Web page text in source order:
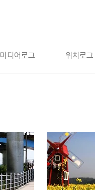
미디어로그 위치로그